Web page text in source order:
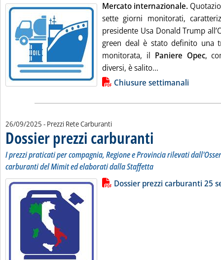
Mercato internazionale.
sette giorni monitorati,
presidente Usa Donald Trump
green deal è stato definito una
monitorata, il Paniere Opec,
diversi, è salito...
Lista allegati PDF alla notiziaChiusure settimanali
26/09/2025 - Prezzi Rete Carburanti
Dossier prezzi carburanti
I prezzi praticati per compagnia, Regione e Provincia rilevati
carburanti del Mimit ed elaborati dalla Staffetta
Leggi tutta la notizia: 'Dossier
Lista allegati PDF alla notiziaDossier prezzi carburanti 25